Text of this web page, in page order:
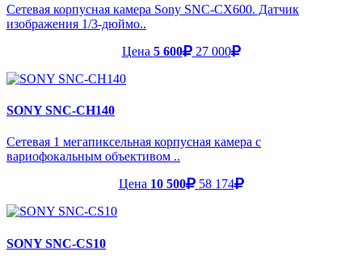
Сетевая корпусная камера Sony SNC-CX600. Датчик
изображения 1/3-дюймо..
Цена 5 600 27 000
SONY SNC-CH140
Сетевая 1 мегапиксельная корпусная камера с
вариофокальным объективом ..
Цена 10 500 58 174
SONY SNC-CS10